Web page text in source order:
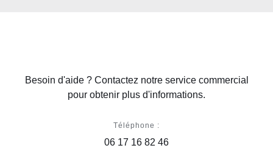
Besoin d'aide ? Contactez notre service commercial
pour obtenir plus d'informations.
Téléphone :
06 17 16 82 46